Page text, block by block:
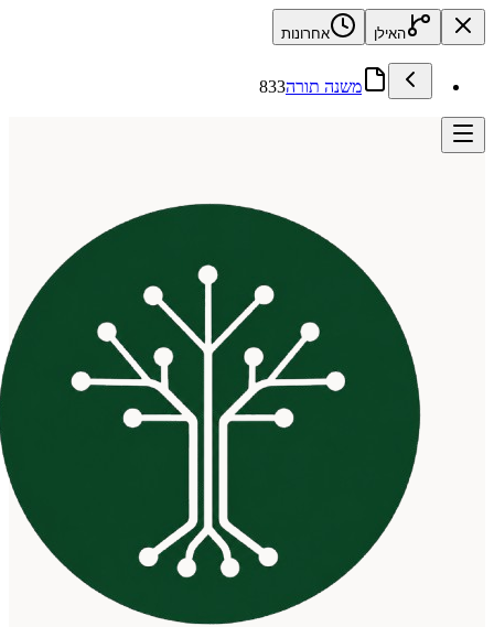
האילן אחרונות
משנה תורה833